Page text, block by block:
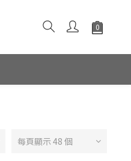
每頁顯示 48 個